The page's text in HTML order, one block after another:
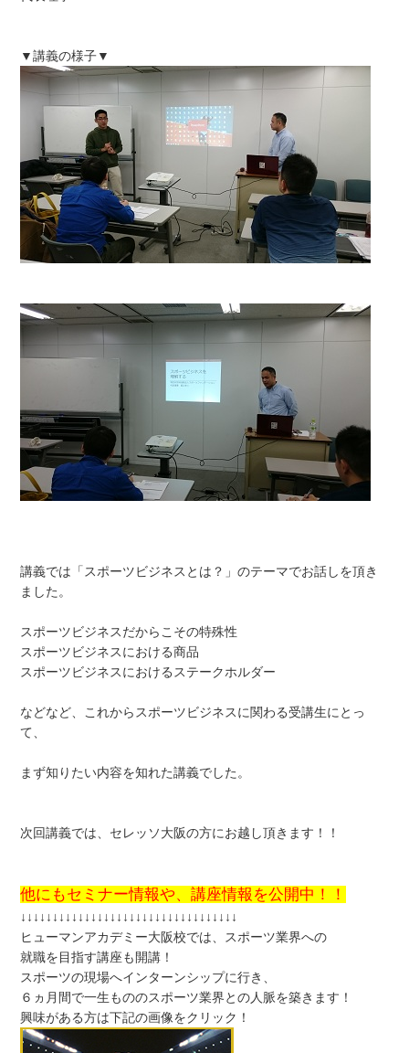
▼講義の様子▼
講義では「スポーツビジネスとは？」のテーマでお話しを頂き
ました。
スポーツビジネスだからこその特殊性
スポーツビジネスにおける商品
スポーツビジネスにおけるステークホルダー
などなど、これからスポーツビジネスに関わる受講生にとっ
て、
まず知りたい内容を知れた講義でした。
次回講義では、セレッソ大阪の方にお越し頂きます！！
他にもセミナー情報や、講座情報を公開中！！
↓↓↓↓↓↓↓↓↓↓↓↓↓↓↓↓↓↓↓↓↓↓↓↓↓↓↓↓↓↓↓↓↓↓
ヒューマンアカデミー大阪校では、スポーツ業界への
就職を目指す講座も開講！
スポーツの現場へインターンシップに行き、
６ヵ月間で一生もののスポーツ業界との人脈を築きます！
興味がある方は下記の画像をクリック！